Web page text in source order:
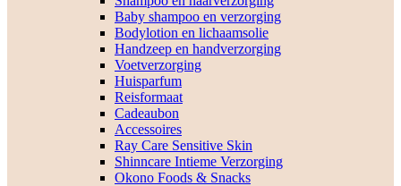
Baby shampoo en verzorging
Bodylotion en lichaamsolie
Handzeep en handverzorging
Voetverzorging
Huisparfum
Reisformaat
Cadeaubon
Accessoires
Ray Care Sensitive Skin
Shinncare Intieme Verzorging
Okono Foods & Snacks